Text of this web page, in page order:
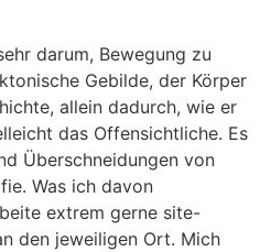
darum, Bewegung zu
Gebilde, der Körper
allein dadurch, wie er
das Offensichtliche. Es
Überschneidungen von
Was ich davon
extrem gerne site-
den jeweiligen Ort. Mich